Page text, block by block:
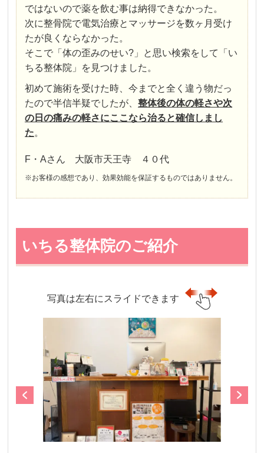
ではないので薬を飲む事は納得できなかった。
次に整骨院で電気治療とマッサージを数ヶ月受け
たが良くならなかった。
そこで「体の歪みのせい?」と思い検索をして「い
ちる整体院」を見つけました。
初めて施術を受けた時、今までと全く違う物だっ
たので半信半疑でしたが、整体後の体の軽さや次
の日の痛みの軽さにここなら治ると確信しまし
た。
F・Aさん 大阪市天王寺 ４０代
※お客様の感想であり、効果効能を保証するものではありません。
いちる整体院のご紹介
写真は左右にスライドできます